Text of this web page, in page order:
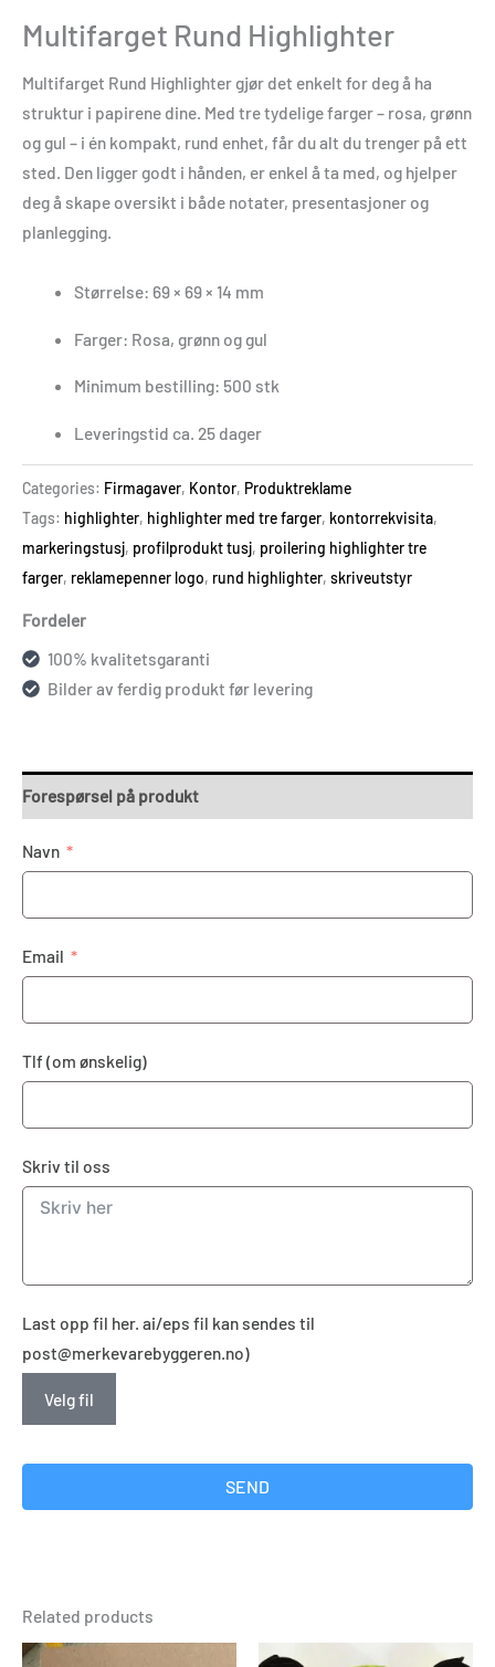
Multifarget Rund Highlighter
Multifarget Rund Highlighter gjør det enkelt for deg å ha
struktur i papirene dine. Med tre tydelige farger – rosa, grønn
og gul – i én kompakt, rund enhet, får du alt du trenger på ett
sted. Den ligger godt i hånden, er enkel å ta med, og hjelper
deg å skape oversikt i både notater, presentasjoner og
planlegging.
Størrelse: 69 × 69 × 14 mm
Farger: Rosa, grønn og gul
Minimum bestilling: 500 stk
Leveringstid ca. 25 dager
Categories: Firmagaver, Kontor, Produktreklame
Tags: highlighter, highlighter med tre farger, kontorrekvisita,
markeringstusj, profilprodukt tusj, proilering highlighter tre
farger, reklamepenner logo, rund highlighter, skriveutstyr
Fordeler
100% kvalitetsgaranti
Bilder av ferdig produkt før levering
Forespørsel på produkt
Navn
Email
Tlf (om ønskelig)
Skriv til oss
Last opp fil her. ai/eps fil kan sendes til
post@merkevarebyggeren.no)
Velg fil
SEND
Related products